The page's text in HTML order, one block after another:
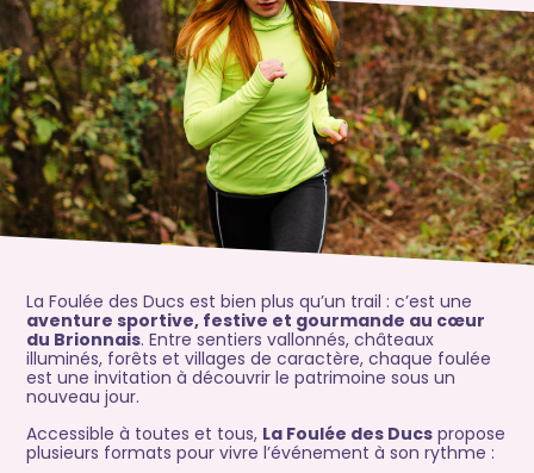
La Foulée des Ducs est bien plus qu’un trail : c’est une
aventure sportive, festive et gourmande au cœur
du Brionnais. Entre sentiers vallonnés, châteaux
illuminés, forêts et villages de caractère, chaque foulée
est une invitation à découvrir le patrimoine sous un
nouveau jour.
Accessible à toutes et tous, La Foulée des Ducs propose
plusieurs formats pour vivre l’événement à son rythme :